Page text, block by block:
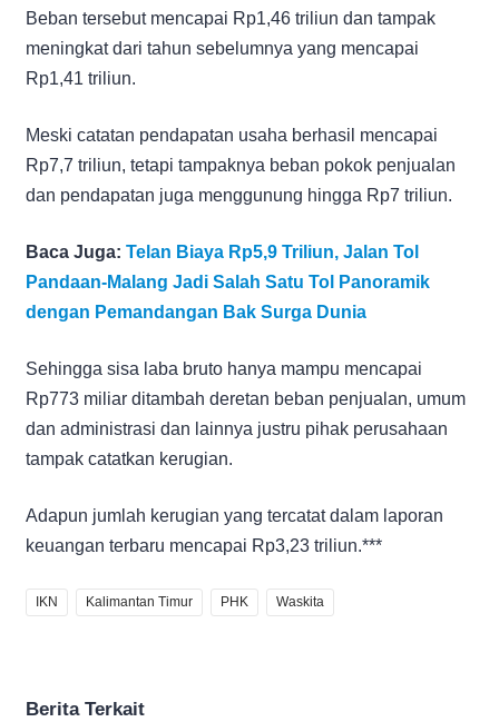
Beban tersebut mencapai Rp1,46 triliun dan tampak
meningkat dari tahun sebelumnya yang mencapai
Rp1,41 triliun.
Meski catatan pendapatan usaha berhasil mencapai
Rp7,7 triliun, tetapi tampaknya beban pokok penjualan
dan pendapatan juga menggunung hingga Rp7 triliun.
Baca Juga: Telan Biaya Rp5,9 Triliun, Jalan Tol
Pandaan-Malang Jadi Salah Satu Tol Panoramik
dengan Pemandangan Bak Surga Dunia
Sehingga sisa laba bruto hanya mampu mencapai
Rp773 miliar ditambah deretan beban penjualan, umum
dan administrasi dan lainnya justru pihak perusahaan
tampak catatkan kerugian.
Adapun jumlah kerugian yang tercatat dalam laporan
keuangan terbaru mencapai Rp3,23 triliun.***
IKN Kalimantan Timur PHK Waskita
Berita Terkait